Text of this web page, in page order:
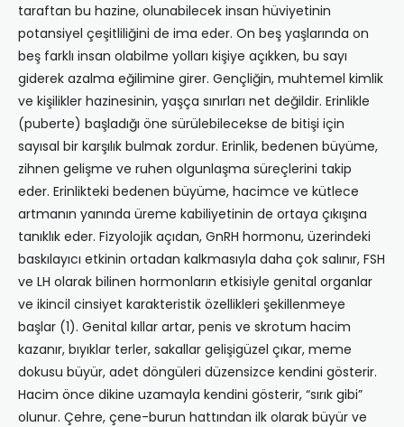
taraftan bu hazine, olunabilecek insan hüviyetinin
potansiyel çeşitliliğini de ima eder. On beş yaşlarında on
beş farklı insan olabilme yolları kişiye açıkken, bu sayı
giderek azalma eğilimine girer. Gençliğin, muhtemel kimlik
ve kişilikler hazinesinin, yaşça sınırları net değildir. Erinlikle
(puberte) başladığı öne sürülebilecekse de bitişi için
sayısal bir karşılık bulmak zordur. Erinlik, bedenen büyüme,
zihnen gelişme ve ruhen olgunlaşma süreçlerini takip
eder. Erinlikteki bedenen büyüme, hacimce ve kütlece
artmanın yanında üreme kabiliyetinin de ortaya çıkışına
tanıklık eder. Fizyolojik açıdan, GnRH hormonu, üzerindeki
baskılayıcı etkinin ortadan kalkmasıyla daha çok salınır, FSH
ve LH olarak bilinen hormonların etkisiyle genital organlar
ve ikincil cinsiyet karakteristik özellikleri şekillenmeye
başlar (1). Genital kıllar artar, penis ve skrotum hacim
kazanır, bıyıklar terler, sakallar gelişigüzel çıkar, meme
dokusu büyür, adet döngüleri düzensizce kendini gösterir.
Hacim önce dikine uzamayla kendini gösterir, “sırık gibi”
olunur. Çehre, çene-burun hattından ilk olarak büyür ve